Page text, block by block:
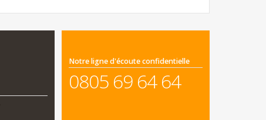
Notre ligne d'écoute confidentielle
0805 69 64 64